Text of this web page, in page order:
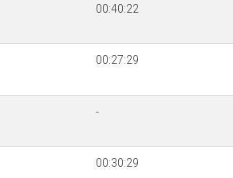
00:40:22
00:27:29
-
00:30:29